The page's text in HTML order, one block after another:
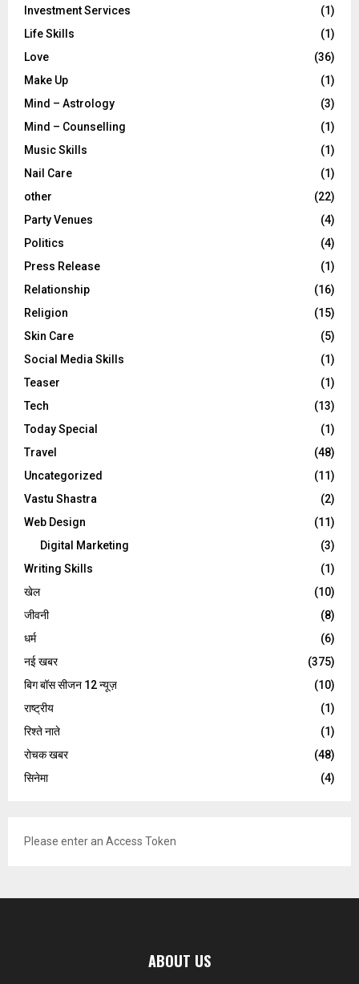
Investment Services
(1)
Life Skills
(1)
Love
(36)
Make Up
(1)
Mind – Astrology
(3)
Mind – Counselling
(1)
Music Skills
(1)
Nail Care
(1)
other
(22)
Party Venues
(4)
Politics
(4)
Press Release
(1)
Relationship
(16)
Religion
(15)
Skin Care
(5)
Social Media Skills
(1)
Teaser
(1)
Tech
(13)
Today Special
(1)
Travel
(48)
Uncategorized
(11)
Vastu Shastra
(2)
Web Design
(11)
Digital Marketing
(3)
Writing Skills
(1)
खेल
(10)
जीवनी
(8)
धर्म
(6)
नई खबर
(375)
बिग बॉस सीजन 12 न्यूज़
(10)
राष्ट्रीय
(1)
रिश्ते नाते
(1)
रोचक खबर
(48)
सिनेमा
(4)
Please enter an Access Token
ABOUT US